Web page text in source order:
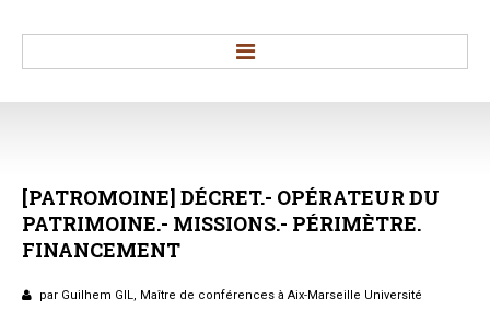
Sommaires
Chroniques
Etudes de texte
Réponses ministérielles
[PATROMOINE] DÉCRET.- OPÉRATEURDU
PATRIMOINE.- MISSIONS.- PÉRIMÈTRE.
FINANCEMENT
par Guilhem GIL, Maître de conférences à Aix-Marseille Université